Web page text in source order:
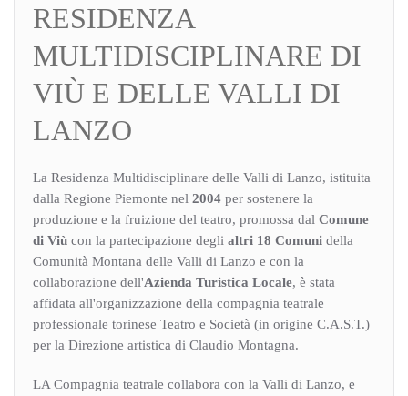
RESIDENZA
MULTIDISCIPLINARE DI
VIÙ E DELLE VALLI DI
LANZO
La Residenza Multidisciplinare delle Valli di Lanzo, istituita
dalla Regione Piemonte nel 2004 per sostenere la
produzione e la fruizione del teatro, promossa dal Comune
di Viù con la partecipazione degli altri 18 Comuni della
Comunità Montana delle Valli di Lanzo e con la
collaborazione dell'Azienda Turistica Locale, è stata
affidata all'organizzazione della compagnia teatrale
professionale torinese Teatro e Società (in origine C.A.S.T.)
per la Direzione artistica di Claudio Montagna.
LA Compagnia teatrale collabora con la Valli di Lanzo, e